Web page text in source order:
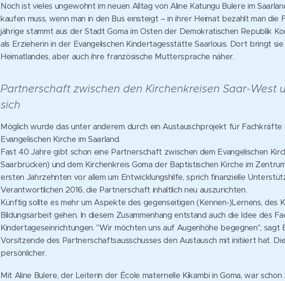
Noch ist vieles ungewohnt im neuen Alltag von Aline Katungu Bulere im
kaufen muss, wenn man in den Bus einsteigt – in ihrer Heimat bezahlt man die
jährige stammt aus der Stadt Goma im Osten der Demokratischen Republik
als Erzieherin in der Evangelischen Kindertagesstätte Saarlouis. Dort bringt
Heimatlandes, aber auch ihre französische Muttersprache näher.
Partnerschaft zwischen den Kirchenkreisen Saar-West
sich
Möglich wurde das unter anderem durch ein Austauschprojekt für
Evangelischen Kirche im Saarland.
Fast 40 Jahre gibt schon eine Partnerschaft zwischen dem Evangelischen
Saarbrücken) und dem Kirchenkreis Goma der Baptistischen Kirche im
ersten Jahrzehnten vor allem um Entwicklungshilfe, sprich finanzielle
Verantwortlichen 2016, die Partnerschaft inhaltlich neu auszurichten.
Künftig sollte es mehr um Aspekte des gegenseitigen (Kennen-)Lernens, des
Bildungsarbeit gehen. In diesem Zusammenhang entstand auch die Idee des
Kindertageseinrichtungen. "Wir möchten uns auf Augenhöhe begegnen", sagt
Vorsitzende des Partnerschaftsausschusses den Austausch mit initiiert hat.
persönlicher.
Mit Aline Bulere, der Leiterin der École maternelle Kikambi in Goma, war